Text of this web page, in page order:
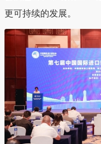
更可持续的发展。